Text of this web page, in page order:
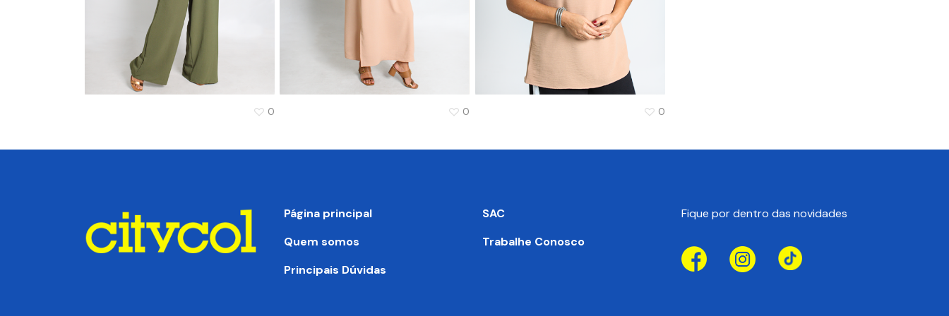
0 0 0
Página principal
Quem somos
Principais Dúvidas
SAC
Trabalhe Conosco
Fique por dentro das novidades